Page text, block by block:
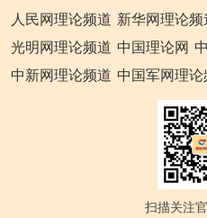
人民网理论频道 新华网理论频
光明网理论频道 中国理论网
中新网理论频道 中国军网理论
扫描关注